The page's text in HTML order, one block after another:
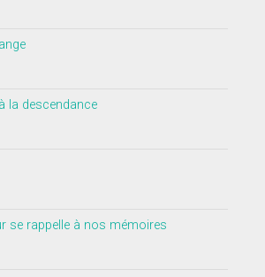
la descendance
se rappelle à nos mémoires